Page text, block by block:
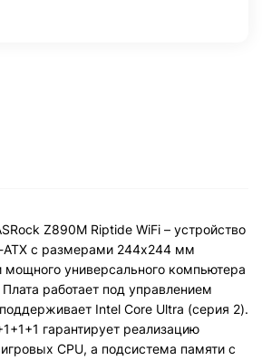
Z890M Riptide WiFi – устройство
с размерами 244x244 мм
мощного универсального компьютера
работает под управлением
Intel Core Ultra (серия 2).
гарантирует реализацию
CPU, а подсистема памяти с